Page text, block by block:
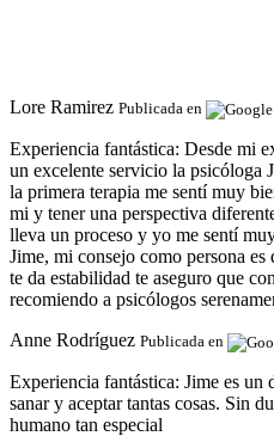
Lore Ramirez Publicada en
Experiencia fantástica: Desde mi
un excelente servicio la psicóloga
la primera terapia me sentí muy
mi y tener una perspectiva
lleva un proceso y yo me sentí
Jime, mi consejo como persona
te da estabilidad te aseguro que
recomiendo a psicólogos
Anne Rodríguez Publicada en
Experiencia fantástica: Jime es un
sanar y aceptar tantas cosas. Sin
humano tan especial